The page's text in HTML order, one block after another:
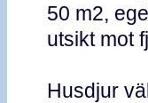
50 m2,
utsikt mot
Husdjur